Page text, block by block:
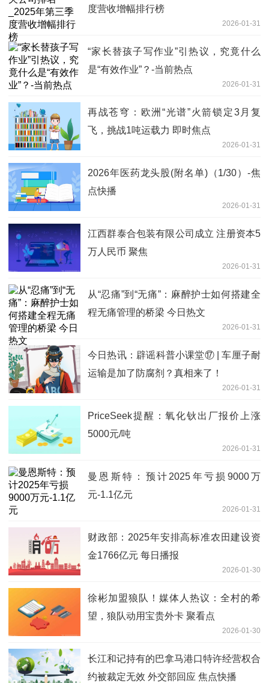
度营收增幅排行榜
2026-01-31
“家长替孩子写作业”引热议，究竟什么
是“有效作业”？-当前热点
2026-01-31
再战苍穹：欧洲“光谱”火箭锁定3月复
飞，挑战1吨运载力 即时焦点
2026-01-31
2026年医药龙头股(附名单)（1/30）-焦
点快播
2026-01-31
江西群泰合包装有限公司成立 注册资本5
万人民币 聚焦
2026-01-31
从“忍痛”到“无痛”：麻醉护士如何搭建全
程无痛管理的桥梁 今日热文
2026-01-31
今日热讯：辟谣科普小课堂⑰ | 车厘子耐
运输是加了防腐剂？真相来了！
2026-01-31
PriceSeek提醒：氧化钬出厂报价上涨
5000元/吨
2026-01-31
曼恩斯特：预计2025年亏损9000万
元-1.1亿元
2026-01-31
财政部：2025年安排高标准农田建设资
金1766亿元 每日播报
2026-01-30
徐彬加盟狼队！媒体人热议：全村的希
望，狼队动用宝贵外卡 聚看点
2026-01-30
长江和记持有的巴拿马港口特许经营权合
约被裁定无效 外交部回应 焦点快播